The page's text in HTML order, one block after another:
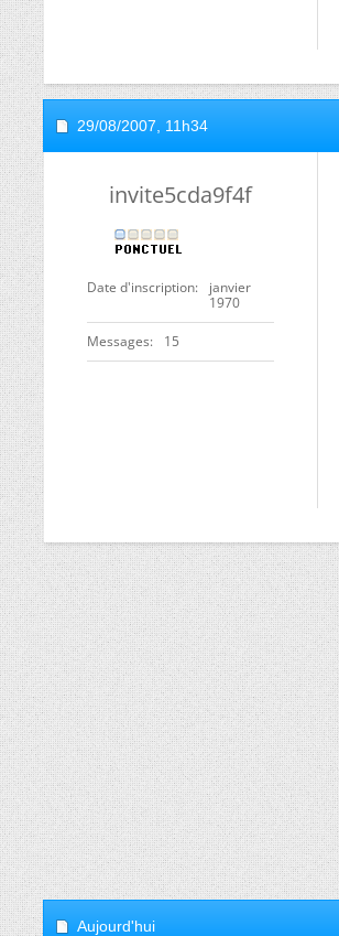
29/08/2007, 11h34
invite5cda9f4f
Date d'inscription
janvier
1970
Messages 15
Aujourd'hui